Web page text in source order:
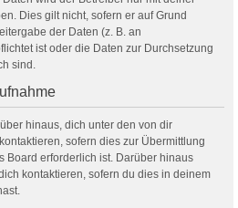
Dies gilt nicht, sofern er auf Grund
der Daten (z. B. an
ist oder die Daten zur Durchsetzung
sind.
hinaus, dich unter den von dir
sofern dies zur Übermittlung
Board erforderlich ist. Darüber hinaus
kontaktieren, sofern du dies in deinem